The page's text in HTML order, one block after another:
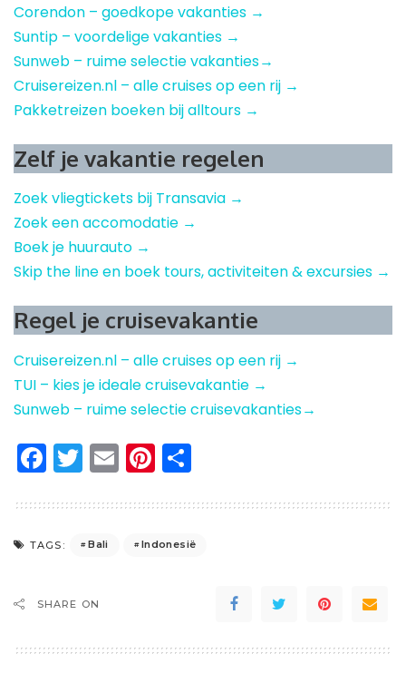
Corendon – goedkope vakanties →
Suntip – voordelige vakanties →
Sunweb – ruime selectie vakanties→
Cruisereizen.nl – alle cruises op een rij →
Pakketreizen boeken bij alltours →
Zelf je vakantie regelen
Zoek vliegtickets bij Transavia →
Zoek een accomodatie →
Boek je huurauto →
Skip the line en boek tours, activiteiten & excursies →
Regel je cruisevakantie
Cruisereizen.nl – alle cruises op een rij →
TUI – kies je ideale cruisevakantie →
Sunweb – ruime selectie cruisevakanties→
Facebook
Twitter
EmailPinterest
TAGS: Bali Indonesië
SHARE ON